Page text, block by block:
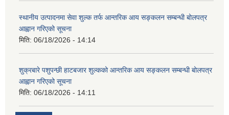
स्थानीय उत्पादनमा सेवा शुल्क तर्फ आन्तरिक आय सङ्कलन सम्बन्धी बोलपत्र
आह्वान गरिएको सूचना
मिति: 06/18/2026 - 14:14
शुक्रबारे पशुपन्छी हाटबजार शुल्कको आन्तरिक आय सङ्कलन सम्बन्धी बोलपत्र
आह्वान गरिएको सूचना
मिति: 06/18/2026 - 14:11